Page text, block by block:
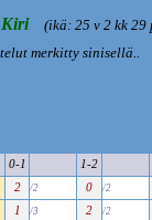
Kiri
(ikä: 25 v 2 kk 29
merkitty sinisellä..
0-1
1-2
2 /2 0 /2
1 /3 2 /2